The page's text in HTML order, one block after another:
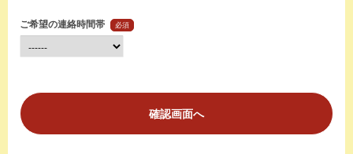
ご希望の連絡時間帯 必須